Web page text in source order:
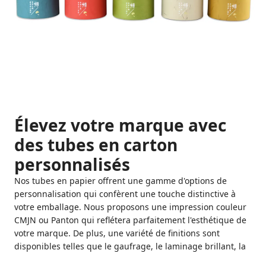
Élevez votre marque avec
des tubes en carton
personnalisés
Nos tubes en papier offrent une gamme d'options de
personnalisation qui confèrent une touche distinctive à
votre emballage. Nous proposons une impression couleur
CMJN ou Panton qui reflétera parfaitement l'esthétique de
votre marque. De plus, une variété de finitions sont
disponibles telles que le gaufrage, le laminage brillant, la